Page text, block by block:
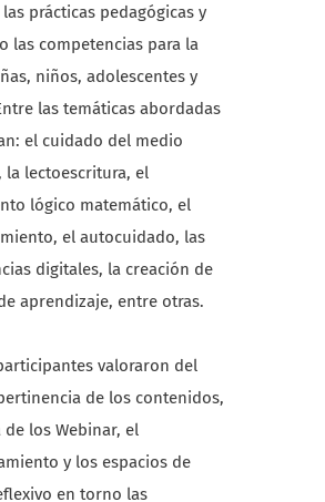
prácticas pedagógicas y
las competencias para la
niños, adolescentes y
las temáticas abordadas
el cuidado del medio
la lectoescritura, el
lógico matemático, el
el autocuidado, las
digitales, la creación de
aprendizaje, entre otras.
valoraron del
de los contenidos,
los Webinar, el
y los espacios de
en torno las